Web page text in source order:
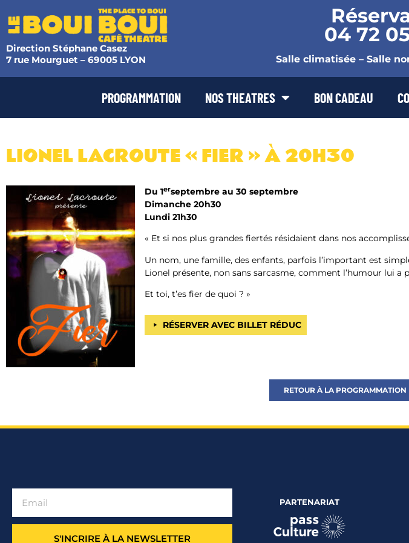
Direction Stéphane Casez
7 rue Mourguet – 69005 LYON
04 72
Salle climatisée – Salle
PROGRAMMATION NOS THEATRES BON CADEAU
LIONEL LACROUTE « FIER » À 20H30
Du 1erseptembre au 30 septembre
Dimanche 20h30
Lundi 21h30
« Et si nos plus grandes fiertés résidaient dans nos
Un nom, une famille, des enfants, parfois l’important est
Lionel présente, non sans sarcasme, comment l’humour lui a
Et toi, t’es fier de quoi ? »
RÉSERVER AVEC BILLET RÉDUC
RETOUR À LA PROGRAMMATION
S'INCRIRE À LA NEWSLETTER
PARTENARIAT